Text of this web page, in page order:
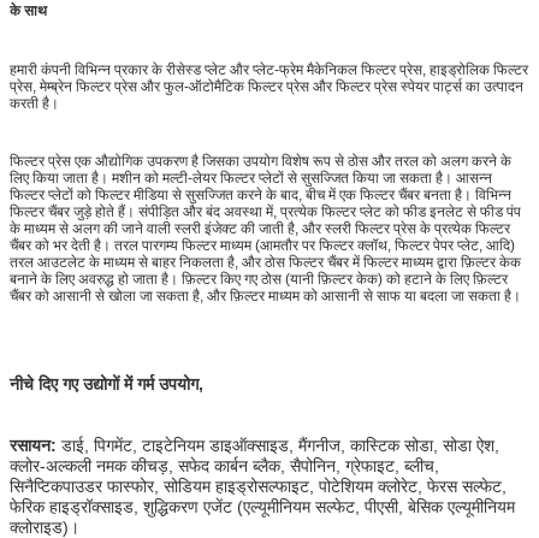
के साथ
हमारी कंपनी विभिन्न प्रकार के रीसेस्ड प्लेट और प्लेट-फ्रेम मैकेनिकल फिल्टर प्रेस, हाइड्रोलिक फिल्टर
प्रेस, मेम्ब्रेन फिल्टर प्रेस और फुल-ऑटोमैटिक फिल्टर प्रेस और फिल्टर प्रेस स्पेयर पार्ट्स का उत्पादन
करती है।
फिल्टर प्रेस एक औद्योगिक उपकरण है जिसका उपयोग विशेष रूप से ठोस और तरल को अलग करने के
लिए किया जाता है। मशीन को मल्टी-लेयर फिल्टर प्लेटों से सुसज्जित किया जा सकता है। आसन्न
फिल्टर प्लेटों को फिल्टर मीडिया से सुसज्जित करने के बाद, बीच में एक फिल्टर चैंबर बनता है। विभिन्न
फिल्टर चैंबर जुड़े होते हैं। संपीड़ित और बंद अवस्था में, प्रत्येक फिल्टर प्लेट को फीड इनलेट से फीड पंप
के माध्यम से अलग की जाने वाली स्लरी इंजेक्ट की जाती है, और स्लरी फिल्टर प्रेस के प्रत्येक फिल्टर
चैंबर को भर देती है। तरल पारगम्य फिल्टर माध्यम (आमतौर पर फिल्टर क्लॉथ, फिल्टर पेपर प्लेट, आदि)
तरल आउटलेट के माध्यम से बाहर निकलता है, और ठोस फिल्टर चैंबर में फिल्टर माध्यम द्वारा फ़िल्टर केक
बनाने के लिए अवरुद्ध हो जाता है। फ़िल्टर किए गए ठोस (यानी फ़िल्टर केक) को हटाने के लिए फ़िल्टर
चैंबर को आसानी से खोला जा सकता है, और फ़िल्टर माध्यम को आसानी से साफ या बदला जा सकता है।
नीचे दिए गए उद्योगों में गर्म उपयोग,
रसायन: डाई, पिगमेंट, टाइटेनियम डाइऑक्साइड, मैंगनीज, कास्टिक सोडा, सोडा ऐश,
क्लोर-अल्कली नमक कीचड़, सफेद कार्बन ब्लैक, सैपोनिन, ग्रेफाइट, ब्लीच,
सिनैप्टिकपाउडर फास्फोर, सोडियम हाइड्रोसल्फाइट, पोटेशियम क्लोरेट, फेरस सल्फेट,
फेरिक हाइड्रॉक्साइड, शुद्धिकरण एजेंट (एल्यूमीनियम सल्फेट, पीएसी, बेसिक एल्यूमीनियम
क्लोराइड)।